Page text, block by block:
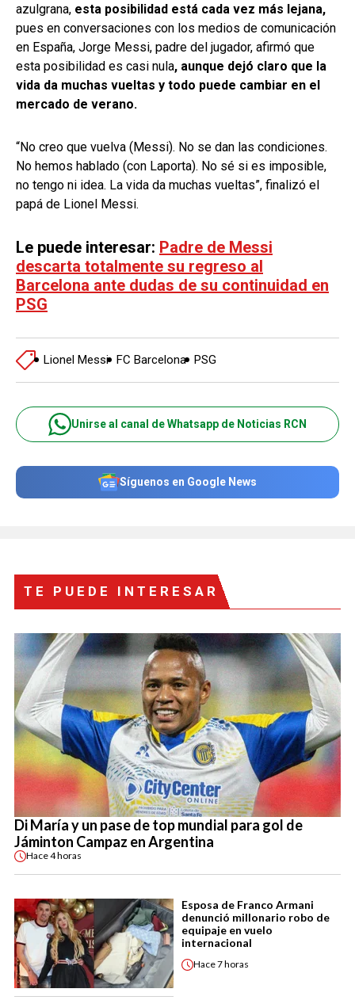
azulgrana, esta posibilidad está cada vez más lejana,
pues en conversaciones con los medios de comunicación
en España, Jorge Messi, padre del jugador, afirmó que
esta posibilidad es casi nula, aunque dejó claro que la
vida da muchas vueltas y todo puede cambiar en el
mercado de verano.
“No creo que vuelva (Messi). No se dan las condiciones.
No hemos hablado (con Laporta). No sé si es imposible,
no tengo ni idea. La vida da muchas vueltas”, finalizó el
papá de Lionel Messi.
Le puede interesar: Padre de Messi
descarta totalmente su regreso al
Barcelona ante dudas de su continuidad en
PSG
Lionel Messi FC Barcelona PSG
Unirse al canal de Whatsapp de Noticias RCN
Síguenos en Google News
TE PUEDE INTERESAR
Di María y un pase de top mundial para gol de
Jáminton Campaz en Argentina
Hace4 horas
Esposa de Franco Armani
denunció millonario robo de
equipaje en vuelo
internacional
Hace7 horas